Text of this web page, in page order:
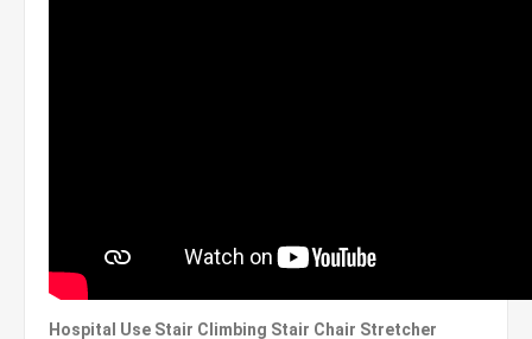
Hospital Use Stair Climbing Stair Chair Stretcher